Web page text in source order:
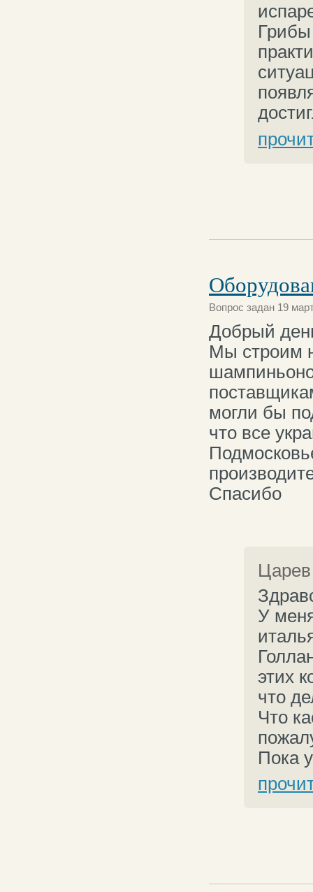
Вопрос задан 19
Добрый
Мы строим
могли бы
что все
Спасибо
У
этих
что
Что
Пока